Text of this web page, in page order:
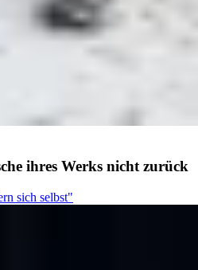
ihres Werks nicht zurück
sich selbst"